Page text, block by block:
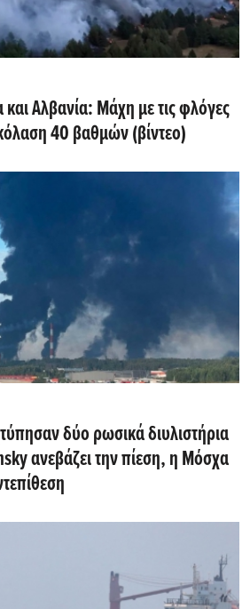
και Αλβανία: Μάχη με τις φλόγες
40 βαθμών (βίντεο)
δύο ρωσικά διυλιστήρια
ανεβάζει την πίεση, η Μόσχα